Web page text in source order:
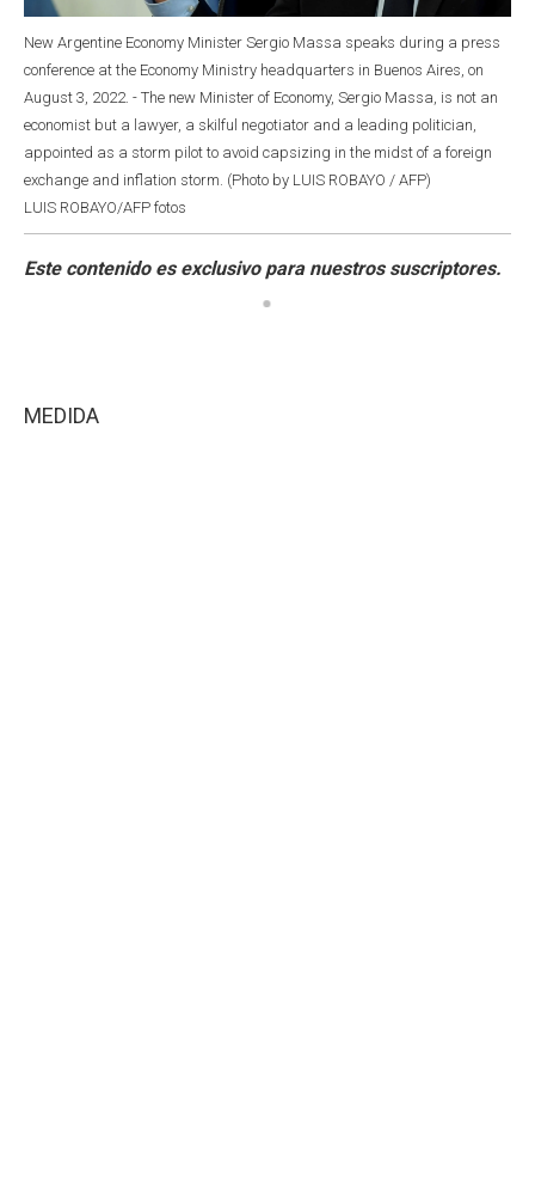
New Argentine Economy Minister Sergio Massa speaks during a press
conference at the Economy Ministry headquarters in Buenos Aires, on
August 3, 2022. - The new Minister of Economy, Sergio Massa, is not an
economist but a lawyer, a skilful negotiator and a leading politician,
appointed as a storm pilot to avoid capsizing in the midst of a foreign
exchange and inflation storm. (Photo by LUIS ROBAYO / AFP)
LUIS ROBAYO/AFP fotos
MEDIDA